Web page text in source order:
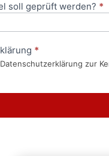
soll geprüft werden? *
*
zur